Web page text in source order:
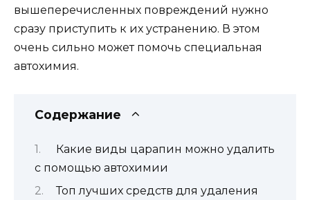
вышеперечисленных повреждений нужно
сразу приступить к их устранению. В этом
очень сильно может помочь специальная
автохимия.
Содержание
Какие виды царапин можно удалить
с помощью автохимии
Топ лучших средств для удаления